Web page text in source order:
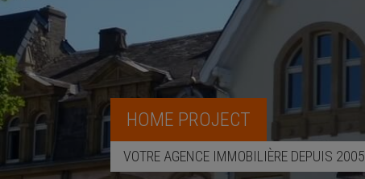
HOME PROJECT
VOTRE AGENCE IMMOBILIÈRE DEPUIS 2005